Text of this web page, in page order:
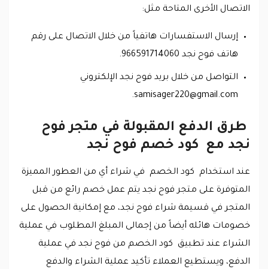
الاتصال الأخرى المتاحة مثل:
إرسال الاستفسارات هاتفياً من خلال الاتصال على رقم
هاتف فوح نجد 966591714060.
التواصل من خلال بريد فوح نجد الإلكتروني
samisager220@gmail.com
.
طرق الدفع المقبولة في متجر فوح
نجد مع كود خصم فوح نجد
عند استخدام كود الخصم في شراء أي من العطور المميزة
المتوفرة على متجر فوح نجد يتم عمل خصم رائع من قبل
المتجر في قسيمة شراء فوح نجد، مع إمكانية الحصول على
خصومات هائله أيضاً من إجمالى المبلغ المطلوب في عملية
الشراء عند تطبيق كود الخصم من فوح نجد في عملية
الدفع، ويستطيع العملاء تأكيد عملية الشراء والدفع